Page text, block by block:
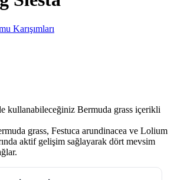
Karışımları
kullanabileceğiniz Bermuda grass içerikli
grass, Festuca arundinacea ve Lolium
aktif gelişim sağlayarak dört mevsim